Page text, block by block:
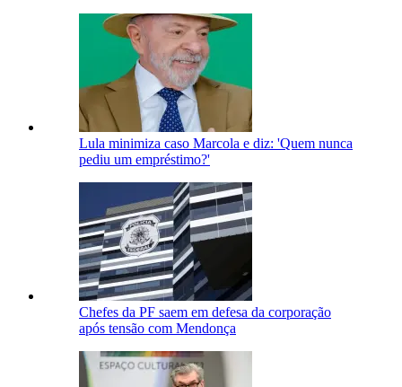
Lula minimiza caso Marcola e diz: 'Quem nunca
pediu um empréstimo?'
Chefes da PF saem em defesa da corporação
após tensão com Mendonça